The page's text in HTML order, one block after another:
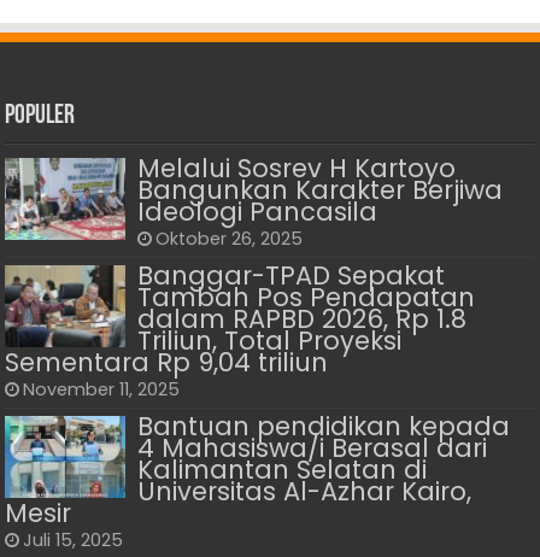
Populer
Melalui Sosrev H Kartoyo
Bangunkan Karakter Berjiwa
Ideologi Pancasila
Oktober 26, 2025
Banggar-TPAD Sepakat
Tambah Pos Pendapatan
dalam RAPBD 2026, Rp 1.8
Triliun, Total Proyeksi
Sementara Rp 9,04 triliun
November 11, 2025
Bantuan pendidikan kepada
4 Mahasiswa/i Berasal dari
Kalimantan Selatan di
Universitas Al-Azhar Kairo,
Mesir
Juli 15, 2025